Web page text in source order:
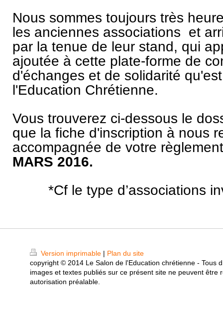
Nous sommes toujours très
les anciennes associations et
par la tenue de leur stand, qui
ajoutée à cette plate-forme de
d'échanges et de solidarité
l'Education Chrétienne.
Vous trouverez ci-dessous le
que la fiche d'inscription à nous
accompagnée de votre
MARS 2016.
*Cf le type d’associations
Version imprimable | Plan du site
copyright © 2014 Le Salon de l'Education chrétienne - Tous
images et textes publiés sur ce présent site ne peuvent être
autorisation préalable.